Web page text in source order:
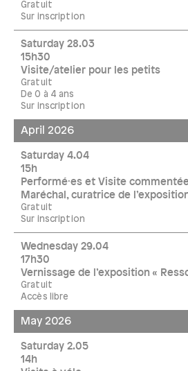
Gratuit
Sur inscription
Saturday 28.03
15h30
Visite/atelier pour les petits
Gratuit
De 0 à 4 ans
Sur inscription
April 2026
Saturday 4.04
15h
Performé·es et Visite
Maréchal, curatrice de
Gratuit
Sur inscription
Wednesday 29.04
17h30
Vernissage de l’exposition «
Gratuit
Accès libre
May 2026
Saturday 2.05
14h